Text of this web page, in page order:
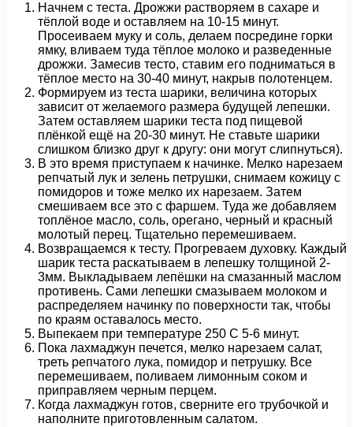
Начнем с теста. Дрожжи растворяем в сахаре и
тёплой воде и оставляем на 10-15 минут.
Просеиваем муку и соль, делаем посредине горки
ямку, вливаем туда тёплое молоко и разведенные
дрожжи. Замесив тесто, ставим его подниматься в
тёплое место на 30-40 минут, накрыв полотенцем.
Формируем из теста шарики, величина которых
зависит от желаемого размера будущей лепешки.
Затем оставляем шарики теста под пищевой
плёнкой ещё на 20-30 минут. Не ставьте шарики
слишком близко друг к другу: они могут слипнуться).
В это время приступаем к начинке. Мелко нарезаем
репчатый лук и зелень петрушки, снимаем кожицу с
помидоров и тоже мелко их нарезаем. Затем
смешиваем все это с фаршем. Туда же добавляем
топлёное масло, соль, орегано, черный и красный
молотый перец. Тщательно перемешиваем.
Возвращаемся к тесту. Прогреваем духовку. Каждый
шарик теста раскатываем в лепешку толщиной 2-
3мм. Выкладываем лепёшки на смазанный маслом
противень. Сами лепешки смазываем молоком и
распределяем начинку по поверхности так, чтобы
по краям оставалось место.
Выпекаем при температуре 250 С 5-6 минут.
Пока лахмаджун печется, мелко нарезаем салат,
треть репчатого лука, помидор и петрушку. Все
перемешиваем, поливаем лимонным соком и
приправляем черным перцем.
Когда лахмаджун готов, сверните его трубочкой и
наполните приготовленным салатом.